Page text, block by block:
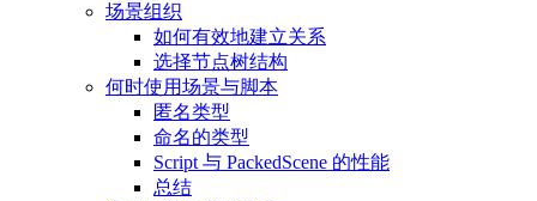
场景组织
如何有效地建立关系
选择节点树结构
何时使用场景与脚本
匿名类型
命名的类型
Script 与 PackedScene 的性能
总结